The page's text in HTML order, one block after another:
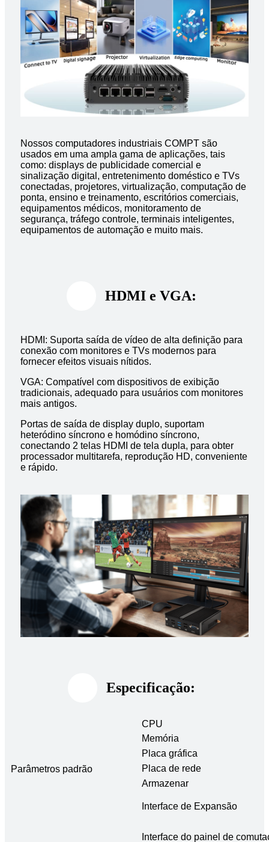
Nossos computadores industriais COMPT são
usados ​​em uma ampla gama de aplicações, tais
como: displays de publicidade comercial e
sinalização digital, entretenimento doméstico e TVs
conectadas, projetores, virtualização, computação de
ponta, ensino e treinamento, escritórios comerciais,
equipamentos médicos, monitoramento de
segurança, tráfego controle, terminais inteligentes,
equipamentos de automação e muito mais.
HDMI e VGA:
HDMI: Suporta saída de vídeo de alta definição para
conexão com monitores e TVs modernos para
fornecer efeitos visuais nítidos.
VGA: Compatível com dispositivos de exibição
tradicionais, adequado para usuários com monitores
mais antigos.
Portas de saída de display duplo, suportam
heteródino síncrono e homódino síncrono,
conectando 2 telas HDMI de tela dupla, para obter
processador multitarefa, reprodução HD, conveniente
e rápido.
Especificação:
Parâmetros padrão
CPU
Memória
Placa gráfica
Placa de rede
Armazenar
Interface de Expansão
Interface do painel de